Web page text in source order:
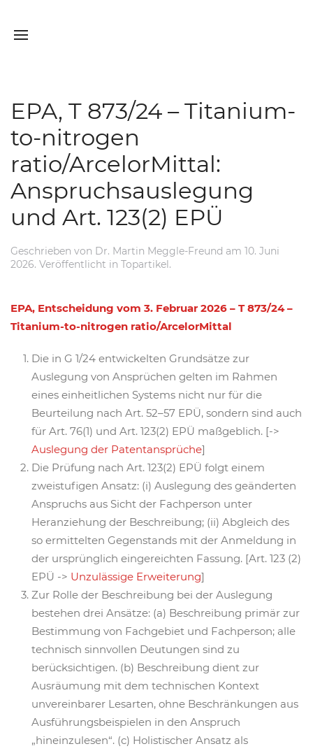
EPA, T 873/24 – Titanium-
to-nitrogen
ratio/ArcelorMittal:
Anspruchsauslegung
und Art. 123(2) EPÜ
Geschrieben von Dr. Martin Meggle-Freund am 10. Juni
2026. Veröffentlicht in Topartikel.
EPA, Entscheidung vom 3. Februar 2026 – T 873/24 –
Titanium-to-nitrogen ratio/ArcelorMittal
Die in G 1/24 entwickelten Grundsätze zur
Auslegung von Ansprüchen gelten im Rahmen
eines einheitlichen Systems nicht nur für die
Beurteilung nach Art. 52–57 EPÜ, sondern sind auch
für Art. 76(1) und Art. 123(2) EPÜ maßgeblich. [->
Auslegung der Patentansprüche]
Die Prüfung nach Art. 123(2) EPÜ folgt einem
zweistufigen Ansatz: (i) Auslegung des geänderten
Anspruchs aus Sicht der Fachperson unter
Heranziehung der Beschreibung; (ii) Abgleich des
so ermittelten Gegenstands mit der Anmeldung in
der ursprünglich eingereichten Fassung. [Art. 123 (2)
EPÜ -> Unzulässige Erweiterung]
Zur Rolle der Beschreibung bei der Auslegung
bestehen drei Ansätze: (a) Beschreibung primär zur
Bestimmung von Fachgebiet und Fachperson; alle
technisch sinnvollen Deutungen sind zu
berücksichtigen. (b) Beschreibung dient zur
Ausräumung mit dem technischen Kontext
unvereinbarer Lesarten, ohne Beschränkungen aus
Ausführungsbeispielen in den Anspruch
„hineinzulesen“. (c) Holistischer Ansatz als